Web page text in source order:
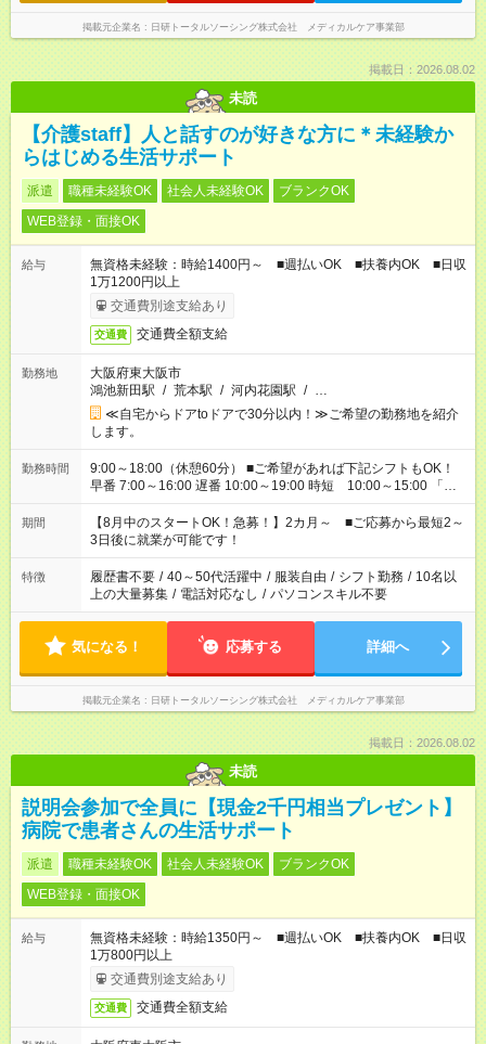
掲載元企業名 日研トータルソーシング株式会社 メディカルケア事業部
掲載日：2026.08.02
未読
【介護staff】人と話すのが好きな方に＊未経験か
らはじめる生活サポート
派遣 職種未経験OK 社会人未経験OK
ブランクOK
WEB登録・面接OK
給与
無資格未経験：時給1400円～ ■週払いOK ■扶養内OK ■日収
1万1200円以上
交通費別途支給あり
交通費 交通費全額支給
勤務地
大阪府東大阪市
鴻池新田駅 / 荒本駅 / 河内花園駅 / …
≪自宅からドアtoドアで30分以内！≫ご希望の勤務地を紹介
します。
勤務時間
9:00～18:00（休憩60分） ■ご希望があれば下記シフトもOK！
早番 7:00～16:00 遅番 10:00～19:00 時短 10:00～15:00 「家
族と休みを合わせたい」 「余裕を持って夕飯の準備がしたい」
「できれば残業はしたくない」 など、ご希望を教えてください
ね。 ※Wワーク希望の方へ 今ご覧のお仕事で希望する勤務時間
と、もう1つのお仕事の勤務時間。 合計で週40時間を超える場
合は応募できません。
期間
【8月中のスタートOK！急募！】2カ月～ ■ご応募から最短2～
3日後に就業が可能です！
特徴 履歴書不要 / 40～50代活躍中 / 服装自由 / シフト勤務 / 10名以
上の大量募集 / 電話対応なし / パソコンスキル不要
気になる！ 応募する 詳細へ
掲載元企業名 日研トータルソーシング株式会社 メディカルケア事業部
掲載日：2026.08.02
未読
説明会参加で全員に【現金2千円相当プレゼント】
病院で患者さんの生活サポート
派遣 職種未経験OK 社会人未経験OK
ブランクOK
WEB登録・面接OK
給与
無資格未経験：時給1350円～ ■週払いOK ■扶養内OK ■日収
1万800円以上
交通費別途支給あり
交通費 交通費全額支給